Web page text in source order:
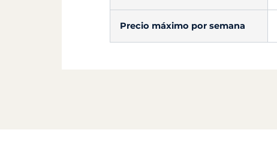
Precio máximo por semana